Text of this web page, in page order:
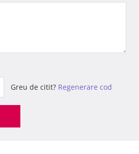
Greu de citit? Regenerare cod